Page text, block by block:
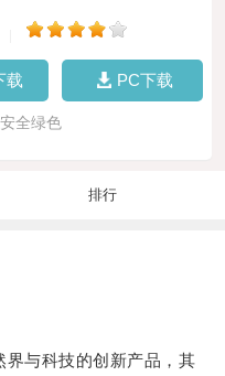
载 PC下载
全绿色
排行
与科技的创新产品，其